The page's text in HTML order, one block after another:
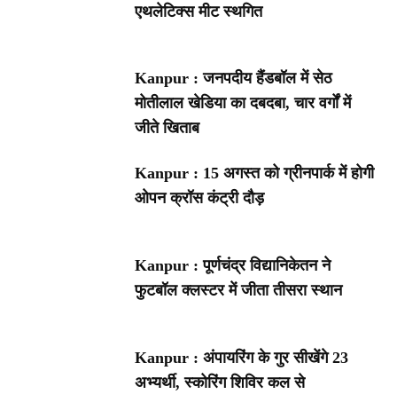
एथलेटिक्स मीट स्थगित
Kanpur : जनपदीय हैंडबॉल में सेठ
मोतीलाल खेडिया का दबदबा, चार वर्गों में
जीते खिताब
Kanpur : 15 अगस्त को ग्रीनपार्क में होगी
ओपन क्रॉस कंट्री दौड़
Kanpur : पूर्णचंद्र विद्यानिकेतन ने
फुटबॉल क्लस्टर में जीता तीसरा स्थान
Kanpur : अंपायरिंग के गुर सीखेंगे 23
अभ्यर्थी, स्कोरिंग शिविर कल से